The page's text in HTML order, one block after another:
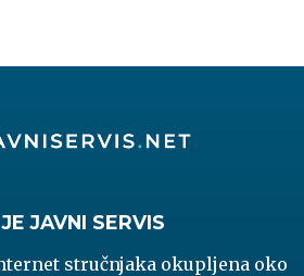
JAVNI SERVIS
stručnjaka okupljena oko